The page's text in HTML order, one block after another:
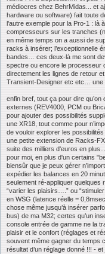
médiocres chez BehrMidas... et
hardware ou software) fait toute
l’autre exemple pour la Pro-1 : là
compresseurs sur les tranches
en même temps on a aussi de
racks à insérer; l’exceptionnelle
bandes… ces deux-là me sont
spectre ou encore le processeur
directement les lignes de retour
Transient-Designer etc etc… une
enfin bref, tout ça pour dire
externes (REV4000, PCM ou
pour ajouter des possibilités
une XR18, tout comme pour
de vouloir explorer les
une petite extension de Racks-
suite des milliers d'euros en plus....
pour moi, en plus d'un certains
biensûr que je peux gérer
expédier les balances en 20
seulement ré-appliquer quelques
“varier les plaisirs….” ou
en WSG (latence réelle =
chose même jusqu’à insérer
bus) de ma M32; certes qu’un
console entrée de gamme ne la
plaisir et le confort (réglages et
souvent même gagner du temps
résultat d’un réglage donné !!! -